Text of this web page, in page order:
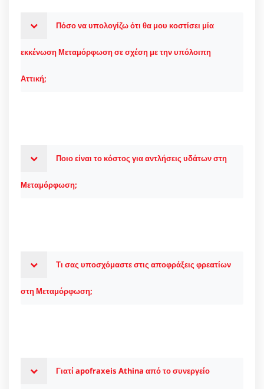
Πόσο να υπολογίζω ότι θα μου κοστίσει μία
εκκένωση Μεταμόρφωση σε σχέση με την υπόλοιπη
Αττική;
Ποιο είναι το κόστος για αντλήσεις υδάτων στη
Μεταμόρφωση;
Τι σας υποσχόμαστε στις αποφράξεις φρεατίων
στη Μεταμόρφωση;
Γιατί apofraxeis Athina από το συνεργείο